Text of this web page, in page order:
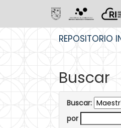
REPOSITORIO
Buscar
Buscar:
por